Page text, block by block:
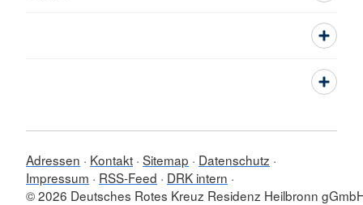
Adressen Kontakt Sitemap
Datenschutz
Impressum
RSS-Feed
DRK intern
© 2026 Deutsches Rotes Kreuz Residenz Heilbronn